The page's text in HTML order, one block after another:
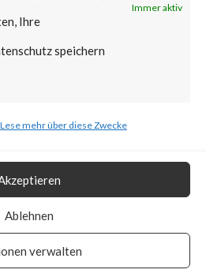
Ihre
speichern
Immer aktiv
Lese mehr über diese Zwecke
Ablehnen
verwalten
Solution?
released
CVE-2023-
Coverage is